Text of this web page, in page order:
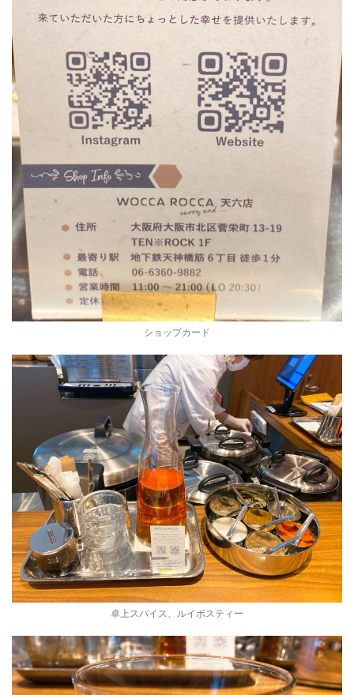
ショップカード
卓上スパイス、ルイボスティー